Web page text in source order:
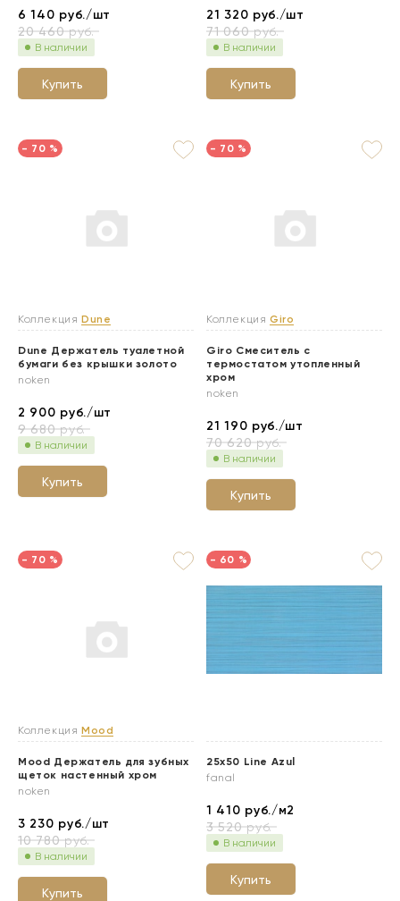
6 140 руб./шт
20 460руб.
В наличии
Купить
21 320 руб./шт
71 060руб.
В наличии
Купить
- 70 %
Коллекция Dune
Dune Держатель туалетной
бумаги без крышки золото
noken
2 900 руб./шт
9 680руб.
В наличии
Купить
- 70 %
Коллекция Giro
Giro Смеситель с
термостатом утопленный
хром
noken
21 190 руб./шт
70 620руб.
В наличии
Купить
- 70 %
Коллекция Mood
Mood Держатель для зубных
щеток настенный хром
noken
3 230 руб./шт
10 780руб.
В наличии
Купить
- 60 %
25x50 Line Azul
fanal
1 410 руб./м2
3 520руб.
В наличии
Купить